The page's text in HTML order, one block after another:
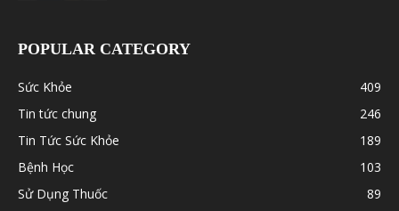
POPULAR CATEGORY
Sức Khỏe
409
Tin tức chung
246
Tin Tức Sức Khỏe
189
Bệnh Học
103
Sử Dụng Thuốc
89